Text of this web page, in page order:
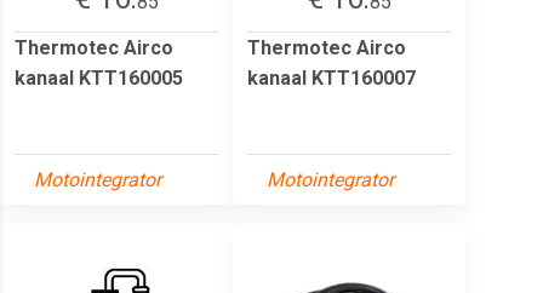
Thermotec Airco
kanaal KTT160005
Motointegrator
Thermotec Airco
kanaal KTT160007
Motointegrator